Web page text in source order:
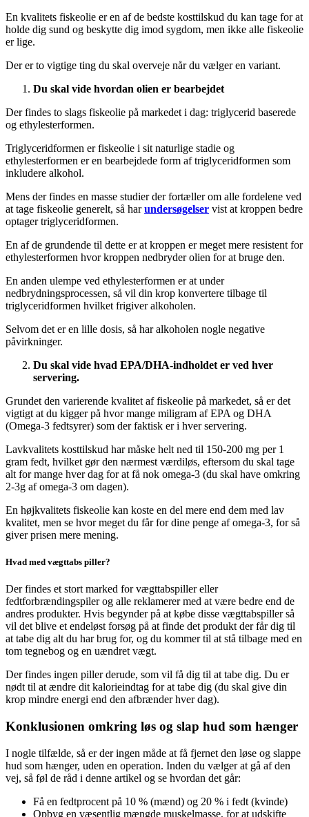
En kvalitets fiskeolie er en af de bedste kosttilskud du kan tage for at
holde dig sund og beskytte dig imod sygdom, men ikke alle fiskeolie
er lige.
Der er to vigtige ting du skal overveje når du vælger en variant.
Du skal vide hvordan olien er bearbejdet
Der findes to slags fiskeolie på markedet i dag: triglycerid baserede
og ethylesterformen.
Triglyceridformen er fiskeolie i sit naturlige stadie og
ethylesterformen er en bearbejdede form af triglyceridformen som
inkludere alkohol.
Mens der findes en masse studier der fortæller om alle fordelene ved
at tage fiskeolie generelt, så harundersøgelser vist at kroppen bedre
optager triglyceridformen.
En af de grundende til dette er at kroppen er meget mere resistent for
ethylesterformen hvor kroppen nedbryder olien for at bruge den.
En anden ulempe ved ethylesterformen er at under
nedbrydningsprocessen, så vil din krop konvertere tilbage til
triglyceridformen hvilket frigiver alkoholen.
Selvom det er en lille dosis, så har alkoholen nogle negative
påvirkninger.
Du skal vide hvad EPA/DHA-indholdet er ved hver
servering.
Grundet den varierende kvalitet af fiskeolie på markedet, så er det
vigtigt at du kigger på hvor mange miligram af EPA og DHA
(Omega-3 fedtsyrer) som der faktisk er i hver servering.
Lavkvalitets kosttilskud har måske helt ned til 150-200 mg per 1
gram fedt, hvilket gør den nærmest værdiløs, eftersom du skal tage
alt for mange hver dag for at få nok omega-3 (du skal have omkring
2-3g af omega-3 om dagen).
En højkvalitets fiskeolie kan koste en del mere end dem med lav
kvalitet, men se hvor meget du får for dine penge af omega-3, for så
giver prisen mere mening.
Hvad med vægttabs piller?
Der findes et stort marked for vægttabspiller eller
fedtforbrændingspiler og alle reklamerer med at være bedre end de
andres produkter. Hvis begynder på at købe disse vægttabspiller så
vil det blive et endeløst forsøg på at finde det produkt der får dig til
at tabe dig alt du har brug for, og du kommer til at stå tilbage med en
tom tegnebog og en uændret vægt.
Der findes ingen piller derude, som vil få dig til at tabe dig. Du er
nødt til at ændre dit kalorieindtag for at tabe dig (du skal give din
krop mindre energi end den afbrænder hver dag).
Konklusionen omkring løs og slap hud som hænger
I nogle tilfælde, så er der ingen måde at få fjernet den løse og slappe
hud som hænger, uden en operation. Inden du vælger at gå af den
vej, så føl de råd i denne artikel og se hvordan det går:
Få en fedtprocent på 10 % (mænd) og 20 % i fedt (kvinde)
Opbyg en væsentlig mængde muskelmasse, for at udskifte